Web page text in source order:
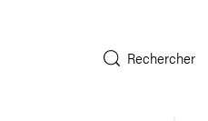
Rechercher